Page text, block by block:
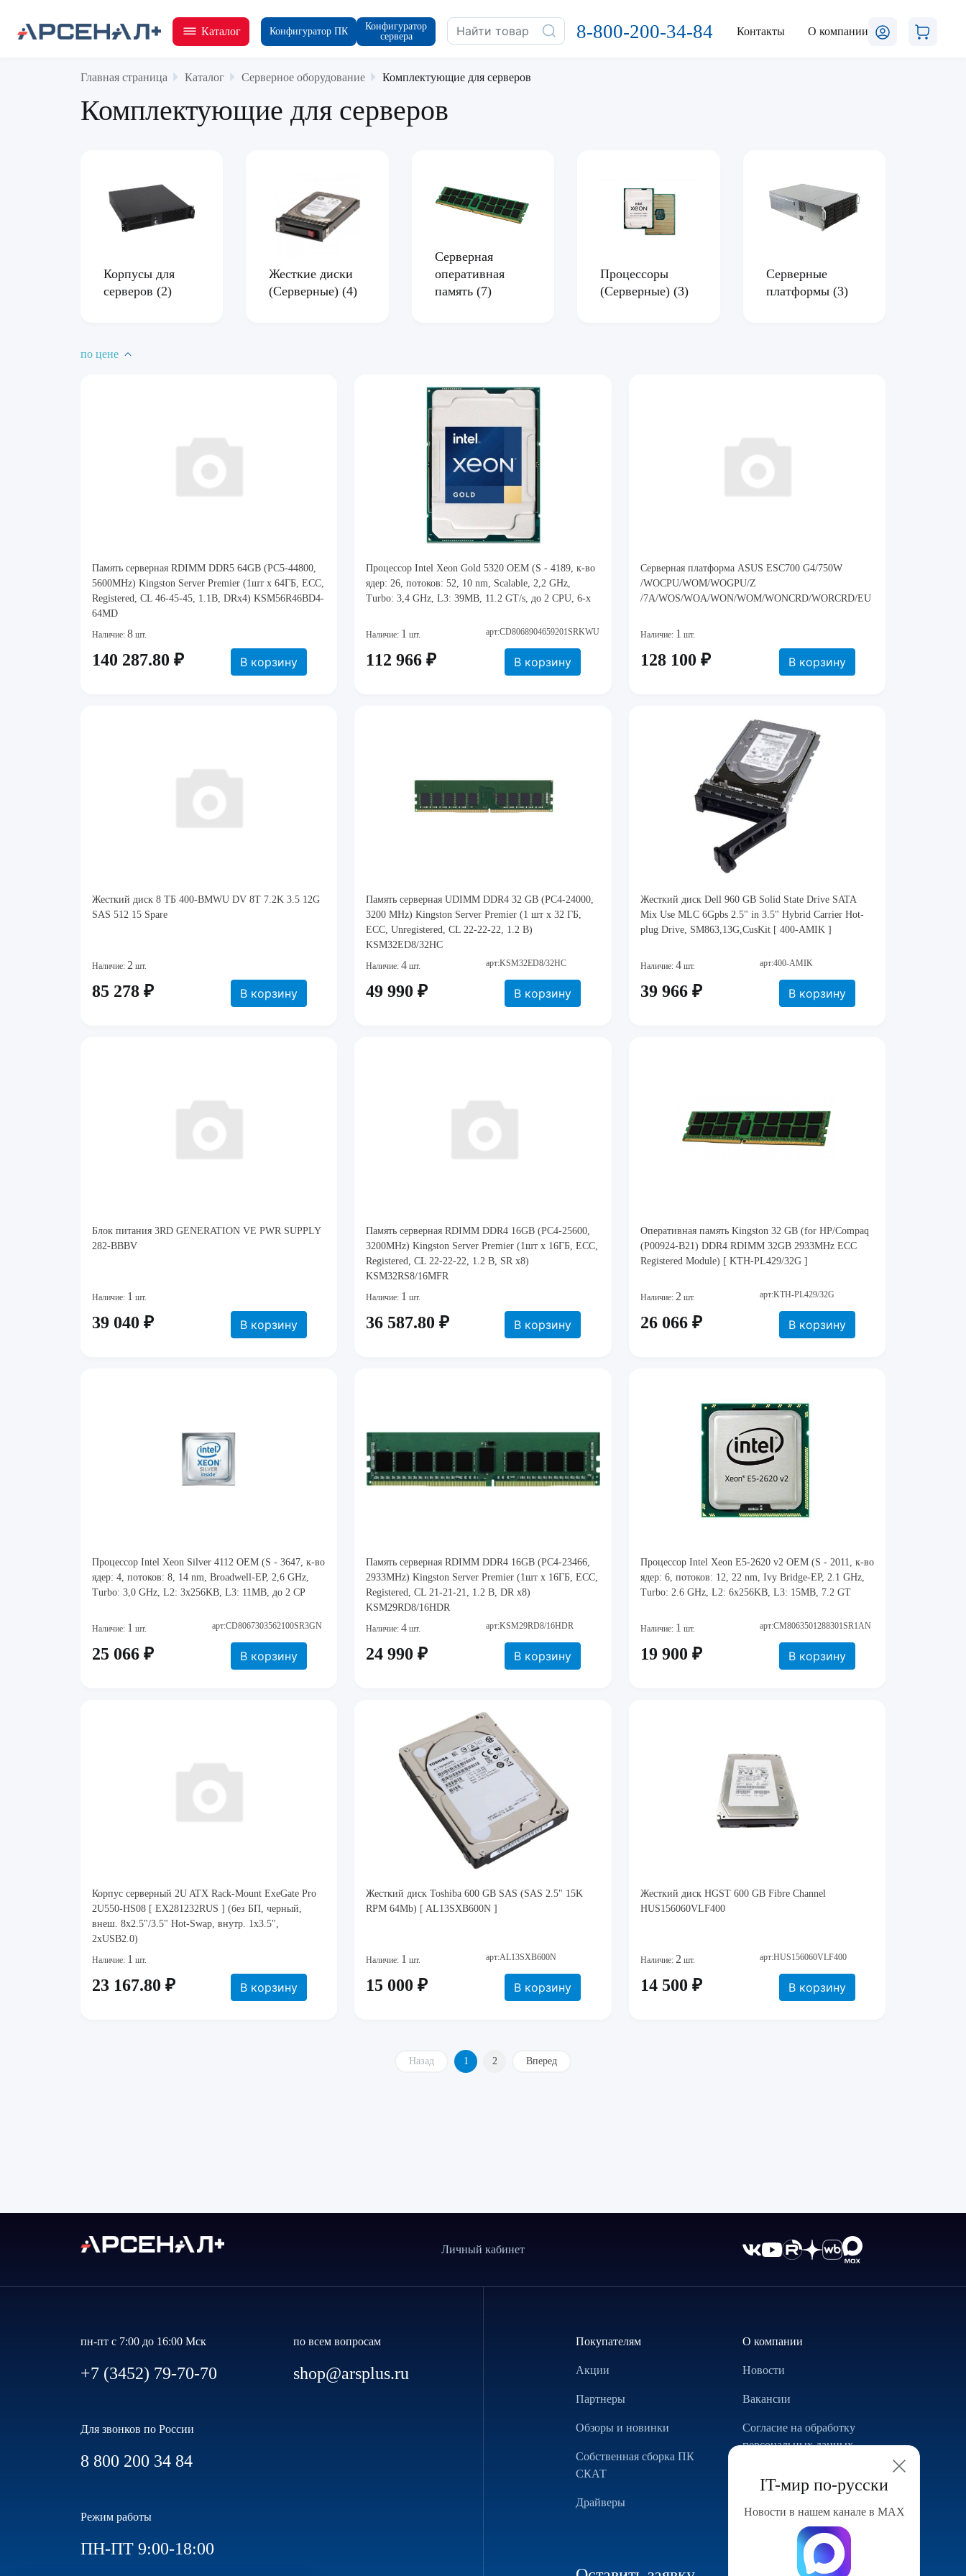
Каталог Конфигуратор ПК
Конфигуратор
сервера
8-800-200-34-84 Контакты О компании
Главная страница Каталог Серверное оборудование Комплектующие для серверов
Комплектующие для серверов
Корпусы для
серверов (2)
Жесткие диски
(Серверные)(4)
Серверная
оперативная
память (7)
Процессоры
(Серверные)(3)
Серверные
платформы (3)
по цене
Память серверная RDIMM DDR5 64GB (PC5-44800,
5600MHz) Kingston Server Premier (1шт x 64ГБ, ECC,
Registered, CL 46-45-45, 1.1В, DRx4) KSM56R46BD4-
64MD
Наличие: 8 шт.
140 287.80 ₽ В корзину
Процессор Intel Xeon Gold 5320 OEM (S - 4189, к-во
ядер: 26, потоков: 52, 10 nm, Scalable, 2,2 GHz,
Turbo: 3,4 GHz, L3: 39MB, 11.2 GT/s, до 2 CPU, 6-х
Наличие: 1 шт. арт:CD8068904659201SRKWU
112 966 ₽ В корзину
Cерверная платформа ASUS ESC700 G4/750W
/WOCPU/WOM/WOGPU/Z
/7A/WOS/WOA/WON/WOM/WONCRD/WORCRD/EU
Наличие: 1 шт.
128 100 ₽ В корзину
Жесткий диск 8 ТБ 400-BMWU DV 8T 7.2K 3.5 12G
SAS 512 15 Spare
Наличие: 2 шт.
85 278 ₽ В корзину
Память серверная UDIMM DDR4 32 GB (PC4-24000,
3200 MHz) Kingston Server Premier (1 шт x 32 ГБ,
ECC, Unregistered, CL 22-22-22, 1.2 В)
KSM32ED8/32HC
Наличие:4 шт. арт:KSM32ED8/32HC
49 990 ₽ В корзину
Жесткий диск Dell 960 GB Solid State Drive SATA
Mix Use MLC 6Gpbs 2.5" in 3.5" Hybrid Carrier Hot-
plug Drive, SM863,13G,CusKit [ 400-AMIK ]
Наличие: 4шт. арт:400-AMIK
39 966 ₽ В корзину
Блок питания 3RD GENERATION VE PWR SUPPLY
282-BBBV
Наличие: 1 шт.
39 040 ₽ В корзину
Память серверная RDIMM DDR4 16GB (PC4-25600,
3200MHz) Kingston Server Premier (1шт x 16ГБ, ECC,
Registered, CL 22-22-22, 1.2 В, SR x8)
KSM32RS8/16MFR
Наличие: 1 шт.
36 587.80 ₽ В корзину
Оперативная память Kingston 32 GB (for HP/Compaq
(P00924-B21) DDR4 RDIMM 32GB 2933MHz ECC
Registered Module) [ KTH-PL429/32G ]
Наличие: 2 шт. арт:KTH-PL429/32G
26 066 ₽ В корзину
Процессор Intel Xeon Silver 4112 OEM (S - 3647, к-во
ядер: 4, потоков: 8, 14 nm, Broadwell-EP, 2,6 GHz,
Turbo: 3,0 GHz, L2: 3х256KB, L3: 11MB, до 2 CP
Наличие: 1 шт. арт:CD8067303562100SR3GN
25 066 ₽ В корзину
Память серверная RDIMM DDR4 16GB (PC4-23466,
2933MHz) Kingston Server Premier (1шт x 16ГБ, ECC,
Registered, CL 21-21-21, 1.2 В, DR x8)
KSM29RD8/16HDR
Наличие:4 шт. арт:KSM29RD8/16HDR
24 990 ₽ В корзину
Процессор Intel Xeon E5-2620 v2 OEM (S - 2011, к-во
ядер: 6, потоков: 12, 22 nm, Ivy Bridge-EP, 2.1 GHz,
Turbo: 2.6 GHz, L2: 6x256KB, L3: 15MB, 7.2 GT
Наличие: 1 шт. арт:CM8063501288301SR1AN
19 900 ₽ В корзину
Корпус серверный 2U ATX Rack-Mount ExeGate Pro
2U550-HS08 [ EX281232RUS ] (без БП, черный,
внеш. 8x2.5"/3.5" Hot-Swap, внутр. 1x3.5",
2xUSB2.0)
Наличие: 1 шт.
23 167.80 ₽ В корзину
Жесткий диск Toshiba 600 GB SAS (SAS 2.5" 15K
RPM 64Mb) [ AL13SXB600N ]
Наличие: 1 шт. арт:AL13SXB600N
15 000 ₽ В корзину
Жесткий диск HGST 600 GB Fibre Channel
HUS156060VLF400
Наличие: 2 шт. арт:HUS156060VLF400
14 500 ₽ В корзину
Назад 1 2 Вперед
IT-мир по-русски
Новости в нашем канале в МАХ
Личный кабинет
пн-пт с 7:00 до 16:00 Мск
+7 (3452) 79-70-70
по всем вопросам
shop@arsplus.ru
Для звонков по России
8 800 200 34 84
Режим работы
ПН-ПТ 9:00-18:00
Покупателям
Акции
Партнеры
Обзоры и новинки
Собственная сборка ПК
СКАТ
Драйверы
О компании
Новости
Вакансии
Согласие на обработку
персональных данных
Конфигуратор компьютера